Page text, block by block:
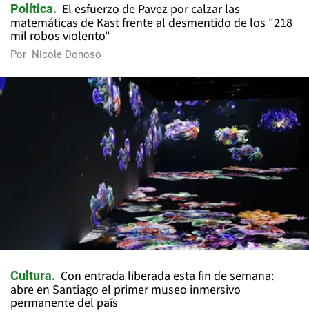
Política
El esfuerzo de Pavez por calzar las
matemáticas de Kast frente al desmentido de los "218
mil robos violento"
Por Nicole Donoso
Cultura
Con entrada liberada esta fin de semana:
abre en Santiago el primer museo inmersivo
permanente del país